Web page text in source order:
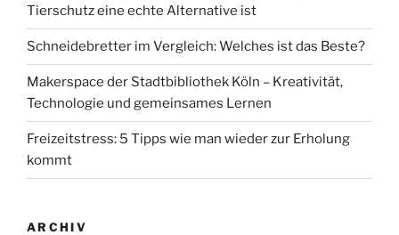
Tierschutz eine echte Alternative ist
Schneidebretter im Vergleich: Welches ist das Beste?
Makerspace der Stadtbibliothek Köln – Kreativität,
Technologie und gemeinsames Lernen
Freizeitstress: 5 Tipps wie man wieder zur Erholung
kommt
ARCHIV